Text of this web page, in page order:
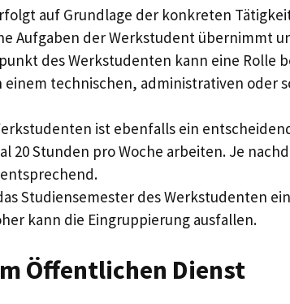
auf Grundlage der konkreten
Aufgaben der Werkstudent übernimmt
des Werkstudenten kann eine Rolle
technischen, administrativen oder
ist ebenfalls ein
20 Stunden pro Woche arbeiten. Je
Studiensemester des Werkstudenten
kann die Eingruppierung ausfallen.
Öffentlichen Dienst